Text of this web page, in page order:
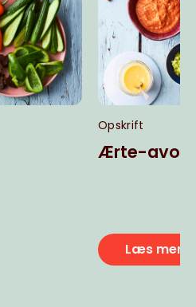
Opskrift
Ærte-
Læs mere